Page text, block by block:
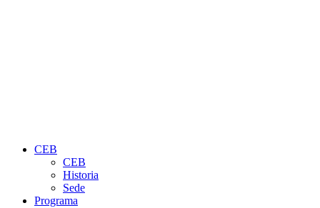
CEB
CEB
Historia
Sede
Programa